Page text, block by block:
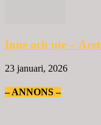
Inne och ute –
23 januari, 2026
– ANNONS –